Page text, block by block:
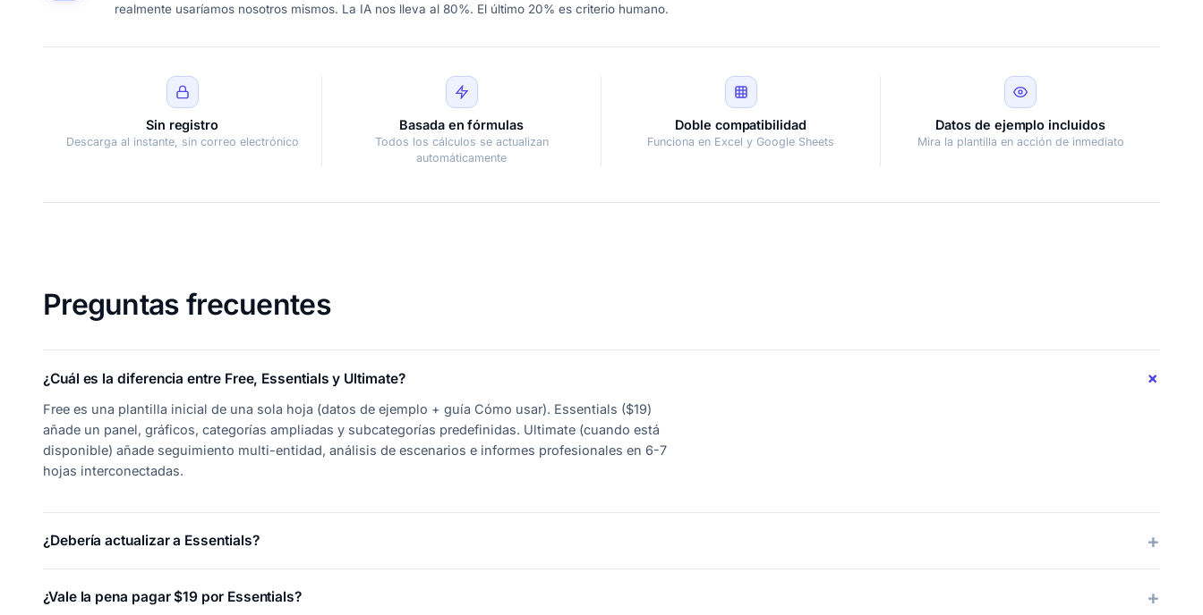
realmente usaríamos nosotros mismos. La IA nos lleva al 80%. El último 20% es criterio humano.
Sin registro
Descarga al instante, sin correo electrónico
Basada en fórmulas
Todos los cálculos se actualizan
automáticamente
Doble compatibilidad
Funciona en Excel y Google Sheets
Datos de ejemplo incluidos
Mira la plantilla en acción de inmediato
Preguntas frecuentes
¿Cuál es la diferencia entre Free, Essentials y Ultimate?
Free es una plantilla inicial de una sola hoja (datos de ejemplo + guía Cómo usar). Essentials ($19)
añade un panel, gráficos, categorías ampliadas y subcategorías predefinidas. Ultimate (cuando está
disponible) añade seguimiento multi-entidad, análisis de escenarios e informes profesionales en 6-7
hojas interconectadas.
¿Debería actualizar a Essentials?
¿Vale la pena pagar $19 por Essentials?